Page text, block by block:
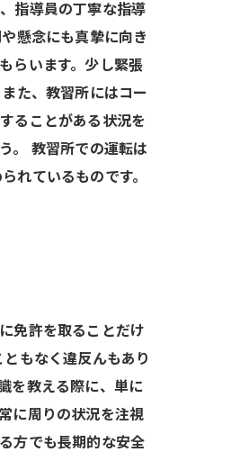
指導員の丁寧な指導
懸念にも真摯に向き
らいます。少し緊張
た、教習所にはコー
ることがある状況を
。 教習所での運転は
れているものです。
免許を取ることだけ
もなく違反んもあり
を教える際に、単に
に周りの状況を注視
方でも長期的な安全